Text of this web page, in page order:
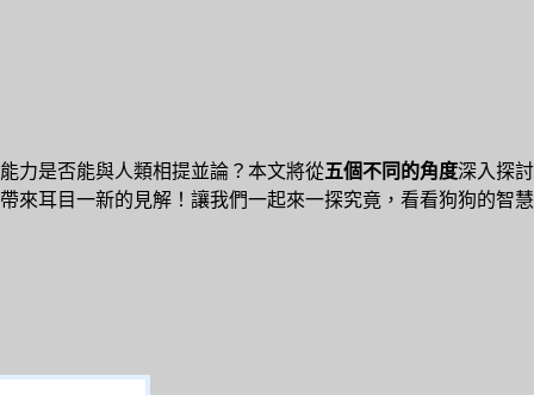
力是否能與人類相提並論？本文將從五個不同的角度深入探討
來耳目一新的見解！讓我們一起來一探究竟，看看狗狗的智慧